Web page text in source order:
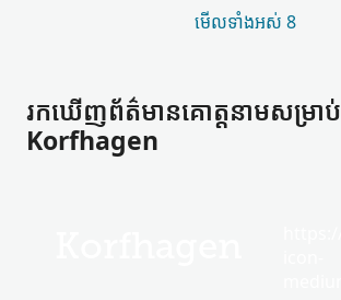
មើល​ទាំងអស់ 8
រកឃើញ​ព័ត៌មាន​គោត្តនាម​សម្រាប់
Korfhagen